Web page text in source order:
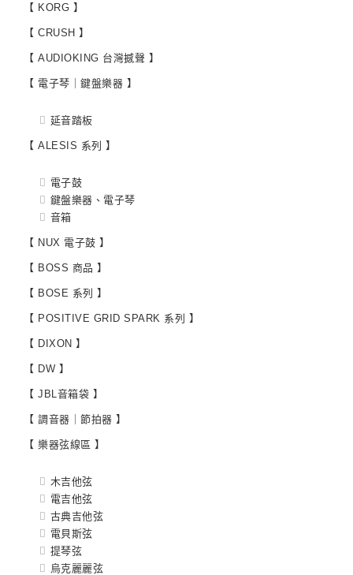
【 KORG 】
【 CRUSH 】
【 AUDIOKING 台灣撼聲 】
【 電子琴｜鍵盤樂器 】
延音踏板
【 ALESIS 系列 】
電子鼓
鍵盤樂器、電子琴
音箱
【 NUX 電子鼓 】
【 BOSS 商品 】
【 BOSE 系列 】
【 POSITIVE GRID SPARK 系列 】
【 DIXON 】
【 DW 】
【 JBL音箱袋 】
【 調音器｜節拍器 】
【 樂器弦線區 】
木吉他弦
電吉他弦
古典吉他弦
電貝斯弦
提琴弦
烏克麗麗弦